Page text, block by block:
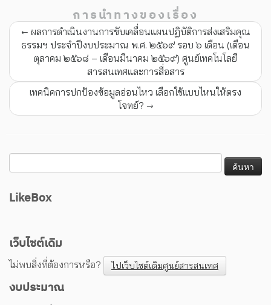
การนำทางของเรื่อง
← ผลการดำเนินงานการขับเคลื่อนแผนปฏิบัติการส่งเสริมคุณ
ธรรมฯ ประจำปีงบประมาณ พ.ศ. ๒๕๖๙ รอบ ๖ เดือน (เดือน
ตุลาคม ๒๕๖๘ – เดือนมีนาคม ๒๕๖๙) ศูนย์เทคโนโลยี
สารสนเทศและการสื่อสาร
เทคนิคการปกป้องข้อมูลอ่อนไหว เลือกใช้แบบไหนให้ตรง
โจทย์? →
LikeBox
เว็บไซต์เดิม
ไม่พบสิ่งที่ต้องการหรือ? ไปเว็บไซต์เดิมศูนย์สารสนเทศ
งบประมาณ